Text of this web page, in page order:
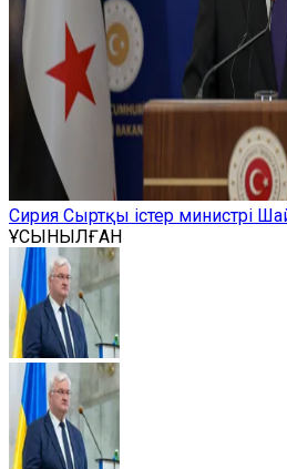
Сирия Сыртқы істер министрі
ҰСЫНЫЛҒАН